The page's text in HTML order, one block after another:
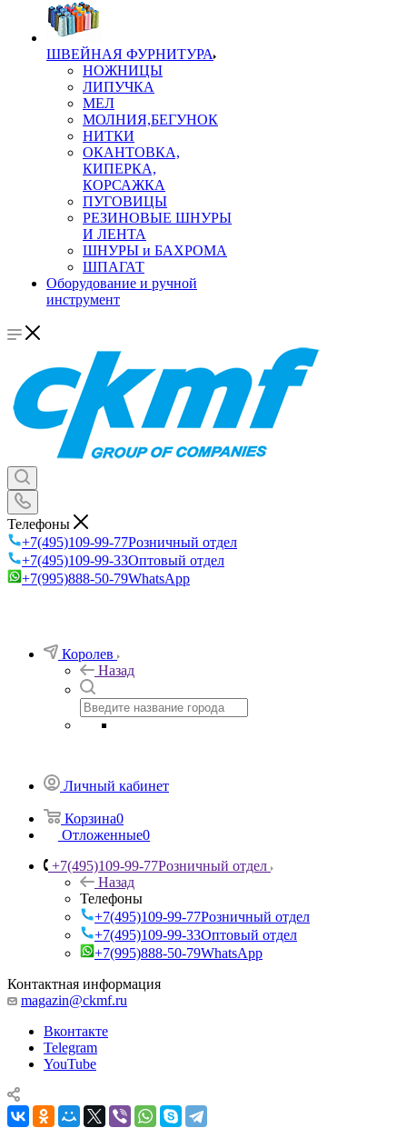
ШВЕЙНАЯ ФУРНИТУРА
НОЖНИЦЫ
ЛИПУЧКА
МЕЛ
МОЛНИЯ,БЕГУНОК
НИТКИ
ОКАНТОВКА,
КИПЕРКА,
КОРСАЖКА
ПУГОВИЦЫ
РЕЗИНОВЫЕ ШНУРЫ
И ЛЕНТА
ШНУРЫ и БАХРОМА
ШПАГАТ
Оборудование и ручной
инструмент
Телефоны
+7(495)109-99-77Розничный отдел
+7(495)109-99-33Оптовый отдел
+7(995)888-50-79WhatsApp
Королев
Назад
Личный кабинет
Корзина0
Отложенные0
+7(495)109-99-77Розничный отдел
Назад
Телефоны
+7(495)109-99-77Розничный отдел
+7(495)109-99-33Оптовый отдел
+7(995)888-50-79WhatsApp
Контактная информация
magazin@ckmf.ru
Вконтакте
Telegram
YouTube